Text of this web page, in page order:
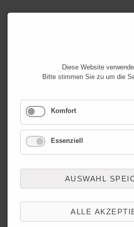
MATTHIAS VOLLMER
Ergotherapeut
ANETTE SCHNEIDER
Ergotherapeutin
STEPHANIE HOF ZUM BERGE
LENA KUBE
Diese Website
Bitte stimmen Sie zu um die
Komfort
Essenziell
AUSWAHL
ALLE